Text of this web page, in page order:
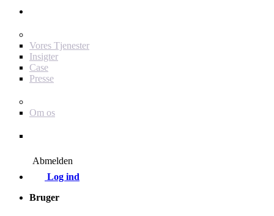
Vores Tjenester
Insigter
Case
Presse
Om os
Abmelden
Log ind
Bruger